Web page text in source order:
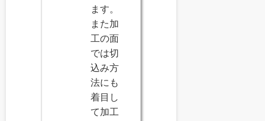
ます。
また加
工の面
では切
込み方
法にも
着目し
て加工